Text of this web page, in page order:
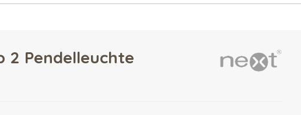
2 Pendelleuchte